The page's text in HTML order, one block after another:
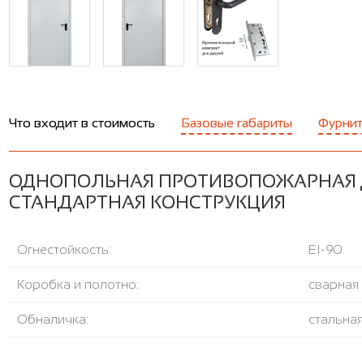
Что входит в стоимость Базовые габариты
ОДНОПОЛЬНАЯ ПРОТИВОПОЖАРНАЯ
СТАНДАРТНАЯ КОНСТРУКЦИЯ
Огнестойкость: EI-90
Коробка и полотно: сварная
Обналичка: